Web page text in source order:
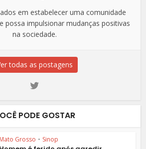
em estabelecer uma comunidade
possa impulsionar mudanças positivas
na sociedade.
todas as postagens
PODE GOSTAR
Mato Grosso • Sinop